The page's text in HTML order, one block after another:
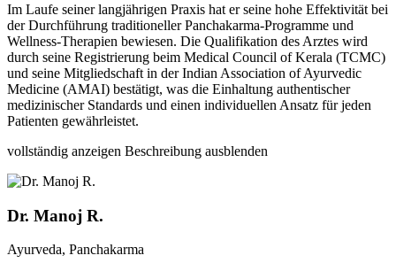
Im Laufe seiner langjährigen Praxis hat er seine hohe Effektivität bei
der Durchführung traditioneller Panchakarma-Programme und
Wellness-Therapien bewiesen. Die Qualifikation des Arztes wird
durch seine Registrierung beim Medical Council of Kerala (TCMC)
und seine Mitgliedschaft in der Indian Association of Ayurvedic
Medicine (AMAI) bestätigt, was die Einhaltung authentischer
medizinischer Standards und einen individuellen Ansatz für jeden
Patienten gewährleistet.
vollständig anzeigen Beschreibung ausblenden
Dr. Manoj R.
Ayurveda, Panchakarma